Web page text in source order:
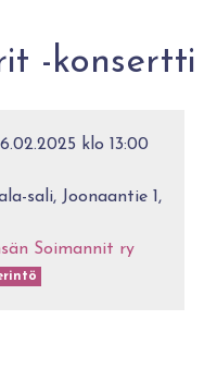
-konsertti
klo 13:00
sali, Joonaantie 1,
Soimannit ry